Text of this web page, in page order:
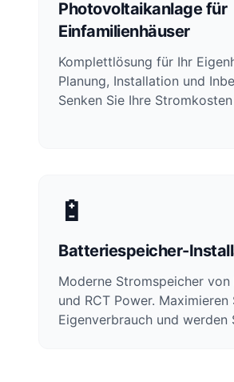
Photovoltaikanlage für
Einfamilienhäuser
Komplettlösung für Ihr
Planung, Installation und
Senken Sie Ihre
🔋
Batteriespeicher-
Moderne Stromspeicher von
und RCT Power. Maximieren
Eigenverbrauch und werden